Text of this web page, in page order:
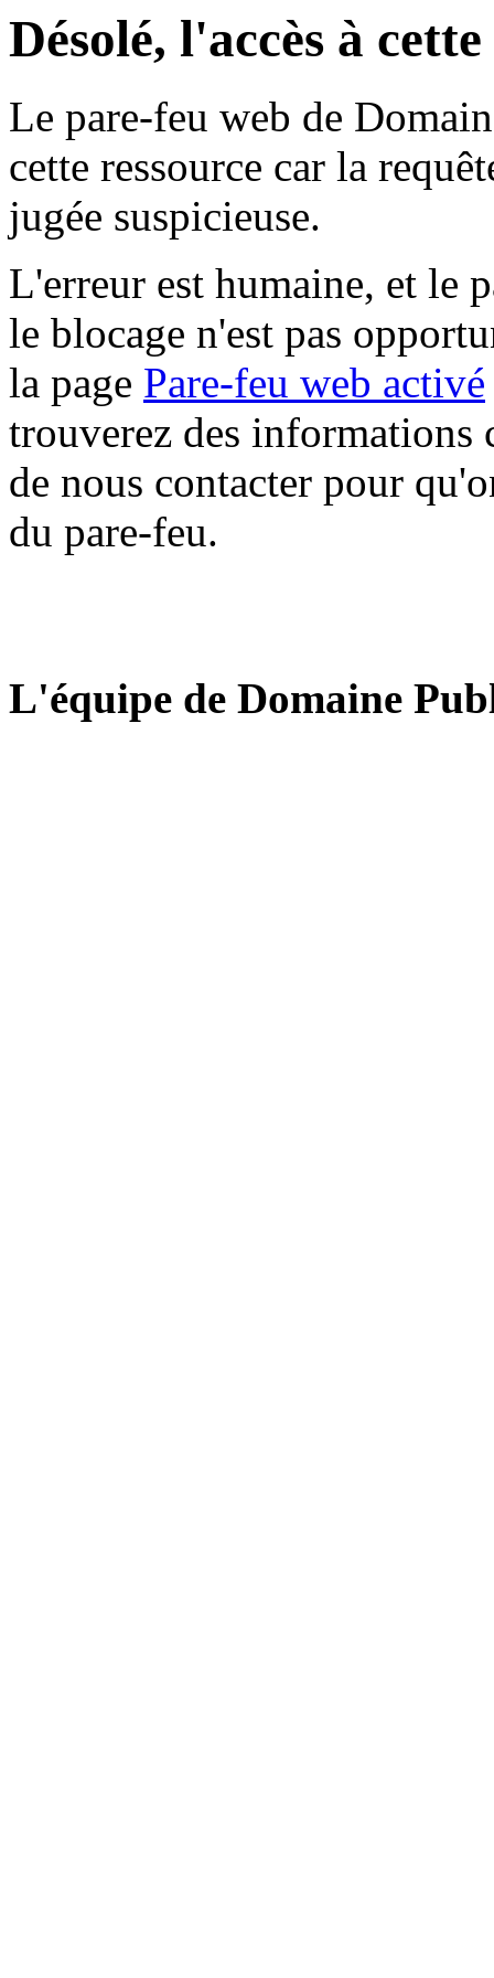
Désolé, l'accès à
Le pare-feu web de
cette ressource car la
jugée suspicieuse.
L'erreur est humaine, et le
le blocage n'est pas
la page Pare-feu web activé
trouverez des informations
de nous contacter pour
du pare-feu.
L'équipe de Domaine